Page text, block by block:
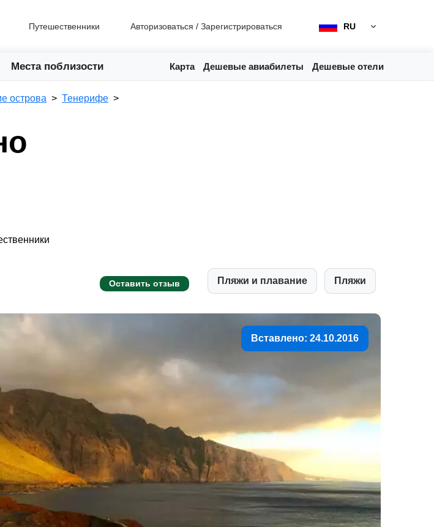
Путешественники Авторизоваться / Зарегистрироваться RU
Места поблизости Карта Дешевые авиабилеты Дешевые отели
острова Тенерифе
Оставить отзыв Пляжи и плавание Пляжи
Вставлено: 24.10.2016